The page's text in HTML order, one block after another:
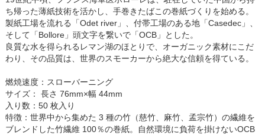
ち帰った薄紙技術を活かし、手巻きたばこの巻紙づくりを始める。
製紙工場を流れる「Odet river」、付帯工場のある地「Casedec」、
そして「Bollore」頭文字を繋いで「OCB」とした。
良質な水を得られるレマン湖のほとりで、オーガニック素材にこだ
わり、その品質は、世界のスモーカーから絶大な信頼を得ている。
燃焼速度：スローバーニング
サイズ： 長さ 76mm×幅 44mm
入り数：50 枚入り
特徴：世界中から集めた 3 種の竹（慈竹、麻竹、孟宗竹）の繊維を
ブレンドした竹繊維 100％の巻紙。自然環境に負荷を掛けないOCB